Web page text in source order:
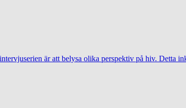
är att belysa olika perspektiv på hiv. Detta